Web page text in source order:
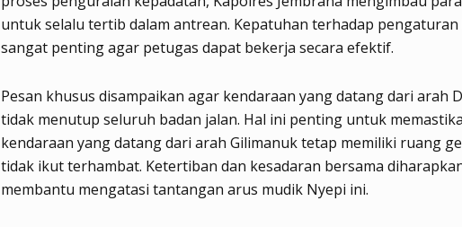
untuk selalu tertib dalam antrean. Kepatuhan terhadap pengaturan
sangat penting agar petugas dapat bekerja secara efektif.
Pesan khusus disampaikan agar kendaraan yang datang dari arah
tidak menutup seluruh badan jalan. Hal ini penting untuk
kendaraan yang datang dari arah Gilimanuk tetap memiliki ruang
tidak ikut terhambat. Ketertiban dan kesadaran bersama
membantu mengatasi tantangan arus mudik Nyepi ini.